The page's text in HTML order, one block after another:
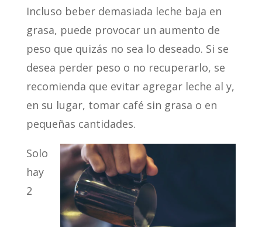
Incluso beber demasiada leche baja en
grasa, puede provocar un aumento de
peso que quizás no sea lo deseado. Si se
desea perder peso o no recuperarlo, se
recomienda que evitar agregar leche al y,
en su lugar, tomar café sin grasa o en
pequeñas cantidades.
Solo
hay
2